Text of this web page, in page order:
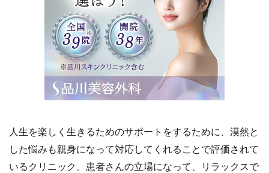
大阪府大阪市中
JR「大阪駅」より徒
【梅田大阪駅
地下鉄谷町線「
田駅」より徒歩
より徒歩7分
【西梅田院】
人生を楽しく生きるためのサポートをするために、漠然と
した悩みも親身になって対応してくれることで評価されて
いるクリニック。患者さんの立場になって、リラックスで